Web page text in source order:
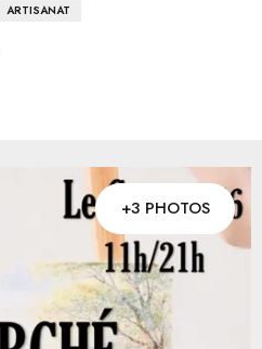
ARTISANAT
+3 PHOTOS